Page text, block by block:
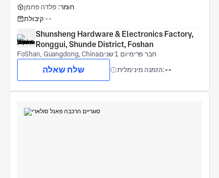
חומר: פלדה פחמן
קיבולת --
Shunsheng Hardware & Electronics Factory,
Ronggui, Shunde District, Foshan
FoShan, Guangdong, China חבר פרימיום 1 שנים
שלח שאלה הזמנה מינימלית:--